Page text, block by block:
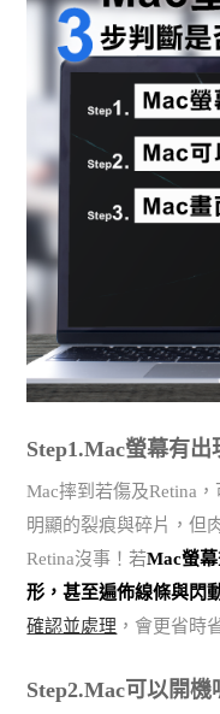
Step1.Mac螢幕有
Mac摔到若傷及Retina
明顯的裂痕與碎片，但
Retina沒事！若Mac螢
形，甚至遍佈線條與閃
確認並處理 ，會更省時
Step2.Mac可以開機